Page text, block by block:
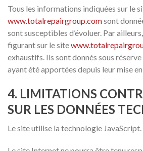
Tous les informations indiquées sur le
www.totalrepairgroup.comsont
sont susceptibles d’évoluer. Par
figurant sur le site
exhaustifs. Ils sont donnés sous
ayant été apportées depuis leur mise
4. LIMITATIONS
SUR LES DONNÉES
Le site utilise la technologie JavaScript.